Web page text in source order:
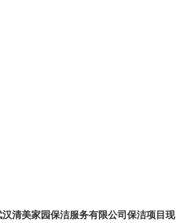
汉清美家园保洁服务有限公司保洁项目现